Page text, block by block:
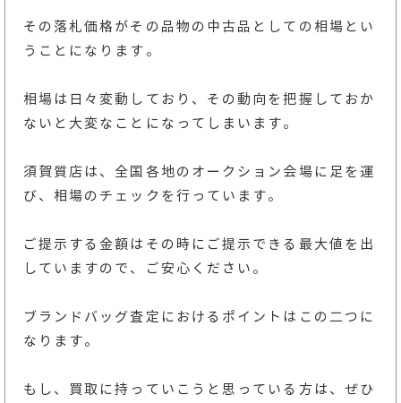
その落札価格がその品物の中古品としての相場とい
うことになります。
相場は日々変動しており、その動向を把握しておか
ないと大変なことになってしまいます。
須賀質店は、全国各地のオークション会場に足を運
び、相場のチェックを行っています。
ご提示する金額はその時にご提示できる最大値を出
していますので、ご安心ください。
ブランドバッグ査定におけるポイントはこの二つに
なります。
もし、買取に持っていこうと思っている方は、ぜひ